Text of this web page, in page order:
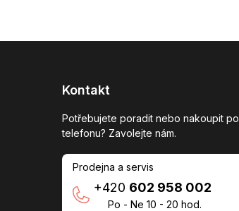
Kontakt
Potřebujete poradit nebo nakoupit po
telefonu? Zavolejte nám.
Prodejna a servis
+420 602 958 002
Po - Ne 10 - 20 hod.